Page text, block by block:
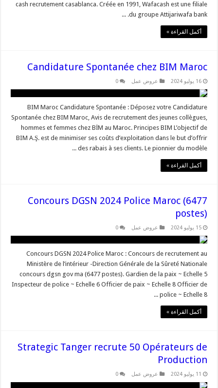
cash recrutement casablanca. Créée en 1991, Wafacash est une filiale
du groupe Attijariwafa bank. ...
أكمل القراءة »
Candidature Spontanée chez BIM Maroc
16 يوليو 2024 عروض عمل 0
BIM Maroc Candidature Spontanée : Déposez votre Candidature
Spontanée chez BIM Maroc, Avis de recrutement des jeunes collègues,
hommes et femmes chez BİM au Maroc. Principes BIM L’objectif de
BIM A.Ş. est de minimiser ses coûts d’exploitation dans le but d’offrir
des rabais à ses clients. Le pionnier du modèle ...
أكمل القراءة »
Concours DGSN 2024 Police Maroc (6477
postes)
15 يوليو 2024 عروض عمل 0
Concours DGSN 2024 Police Maroc : Concours de recrutement au
Ministère de l’intérieur -Direction Générale de la Sûreté Nationale
concours dgsn gov ma (6477 postes). Gardien de la paix ~ Echelle 5
Inspecteur de police ~ Echelle 6 Officier de paix ~ Echelle 8 Officier de
police ~ Echelle 8 ...
أكمل القراءة »
Strategic Tanger recrute 50 Opérateurs de
Production
11 يوليو 2024 عروض عمل 0